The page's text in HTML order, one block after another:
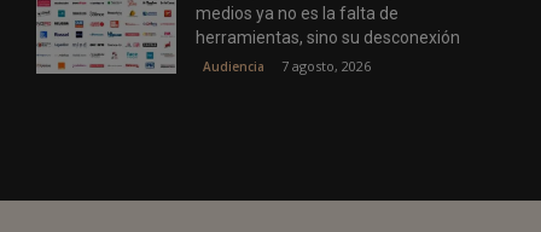
medios ya no es la falta de
herramientas, sino su desconexión
Audiencia 7 agosto, 2026